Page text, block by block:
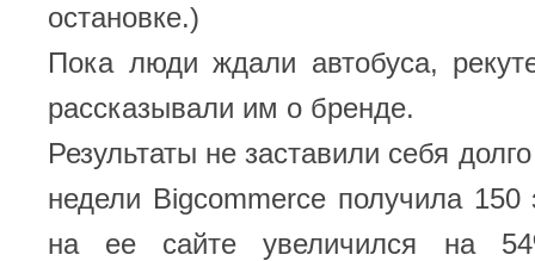
остановке.)
Пока люди ждали автобуса,
рассказывали им о бренде.
Результаты не заставили себя
недели Bigcommerce получила 150
на ее сайте увеличился на